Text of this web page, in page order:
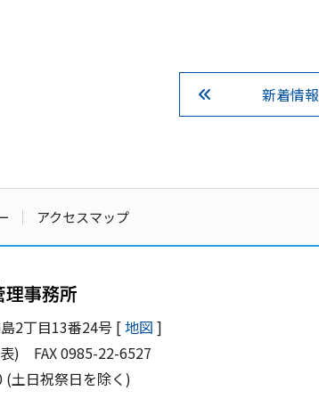
新着情報
アクセスマップ
2丁目13番24号 [地図 ]
) FAX 0985-22-6527
土日祝祭日を除く)